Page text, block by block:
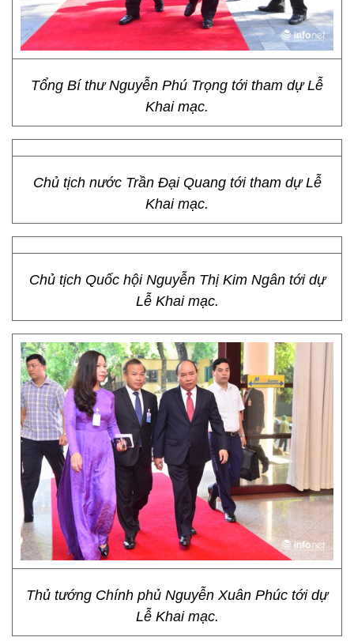
Tổng Bí thư Nguyễn Phú Trọng tới tham dự Lễ
Khai mạc.
Chủ tịch nước Trần Đại Quang tới tham dự Lễ
Khai mạc.
Chủ tịch Quốc hội Nguyễn Thị Kim Ngân tới dự
Lễ Khai mạc.
Thủ tướng Chính phủ Nguyễn Xuân Phúc tới dự
Lễ Khai mạc.